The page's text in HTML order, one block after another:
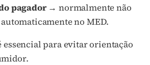
pagador→ normalmente não
no MED.
essencial para evitar orientação